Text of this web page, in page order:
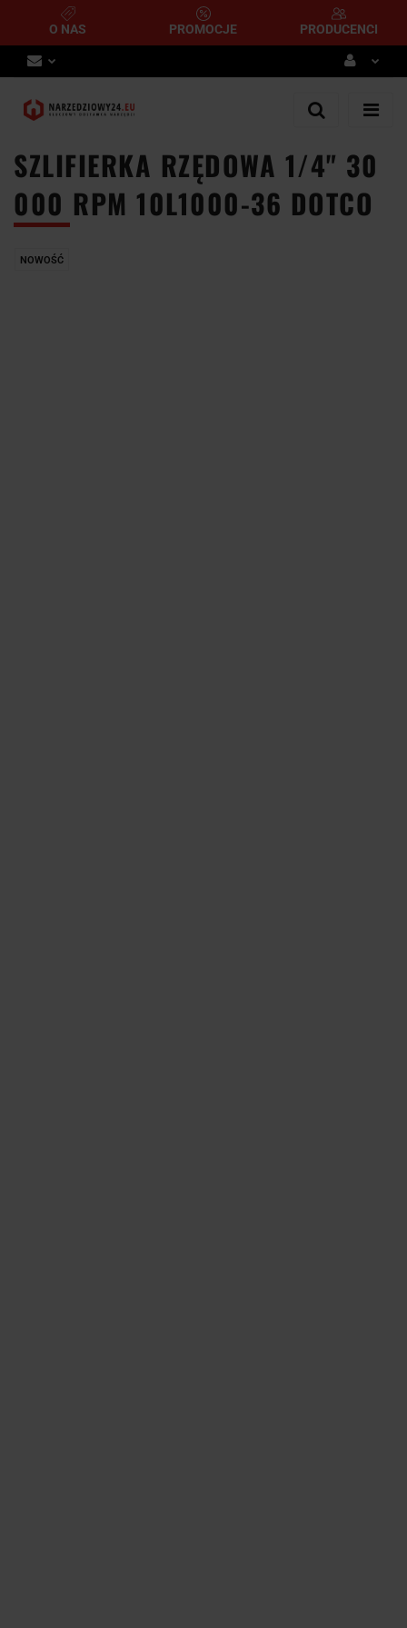
O NAS PROMOCJE PRODUCENCI
Zaloguj się
Dodaj zgłoszenie
SZLIFIERKA RZĘDOWA 1/4" 30
000 RPM 10L1000-36 DOTCO
NOWOŚĆ